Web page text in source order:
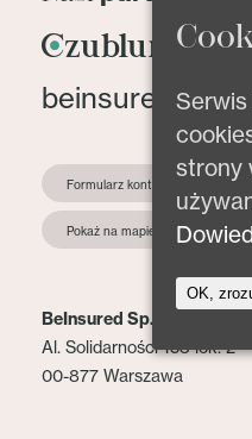
Formularz kontaktowy
Pokaż na mapie
BeInsured Sp. z o.o.
Al. Solidarności 153 lok. 2
00-877 Warszawa
strony
OK,